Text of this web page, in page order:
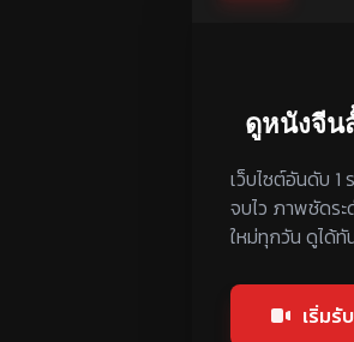
ดูหนังจีน
เว็บไซต์อันดับ 1
จบไว ภาพชัดระ
ใหม่ทุกวัน ดูได้
เริ่ม